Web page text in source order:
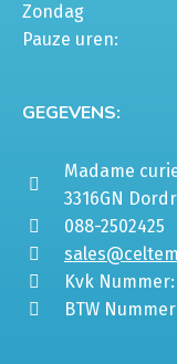
Zondag
Pauze uren:
GEGEVENS:
Madame
3316GN
088-2502425
Kvk
BTW